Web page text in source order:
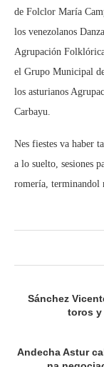
de Folclor María
los venezolanos
Agrupación
el Grupo Municipal
los asturianos
Carbayu.
Nes fiestes va haber
a lo suelto, sesiones
romería, terminandol
Sánchez
toros y
Andecha Astur